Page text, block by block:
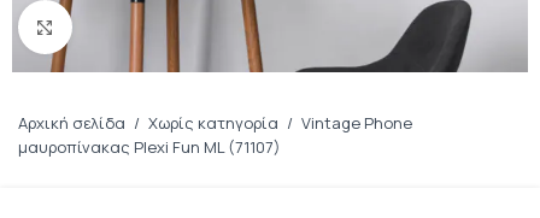
Πατήστε για μεγέθυνση
Αρχική σελίδα / Χωρίς κατηγορία / Vintage Phone
μαυροπίνακας Plexi Fun ML (71107)